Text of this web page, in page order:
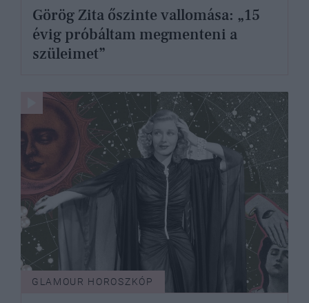
Görög Zita őszinte vallomása: „15
évig próbáltam megmenteni a
szüleimet”
GLAMOUR HOROSZKÓP